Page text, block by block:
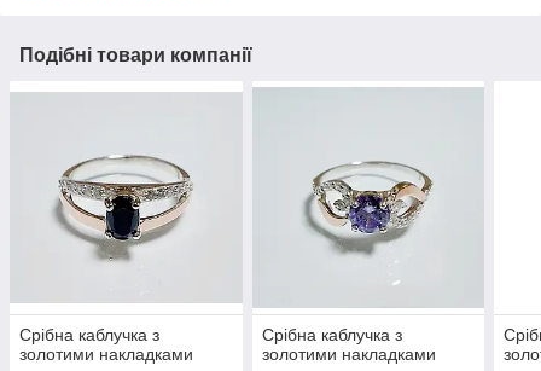
Подібні товари компанії
Срібна каблучка з
золотими накладками
Срібна каблучка з
золотими накладками